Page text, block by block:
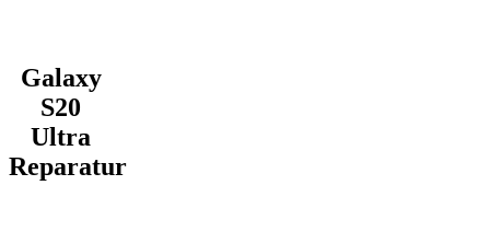
Galaxy
S20
Ultra
Reparatur